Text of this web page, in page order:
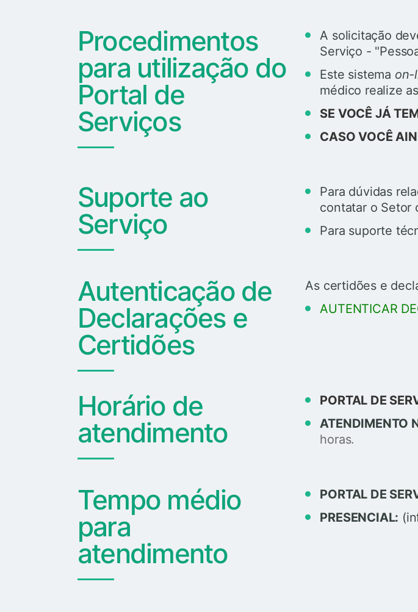
Procedimentos
para utilização do
Portal de
Serviços
A solicitação
Serviço -
Este sistema on-
médico realize
SE VOCÊ JÁ
CASO VOCÊ
Suporte ao
Serviço
Para dúvidas
contatar o Setor
Para suporte
Autenticação de
Declarações e
Certidões
As certidões e
AUTENTICAR
Horário de
atendimento
PORTAL DE
ATENDIMENTO
horas.
Tempo médio
para
atendimento
PORTAL DE
PRESENCIAL: